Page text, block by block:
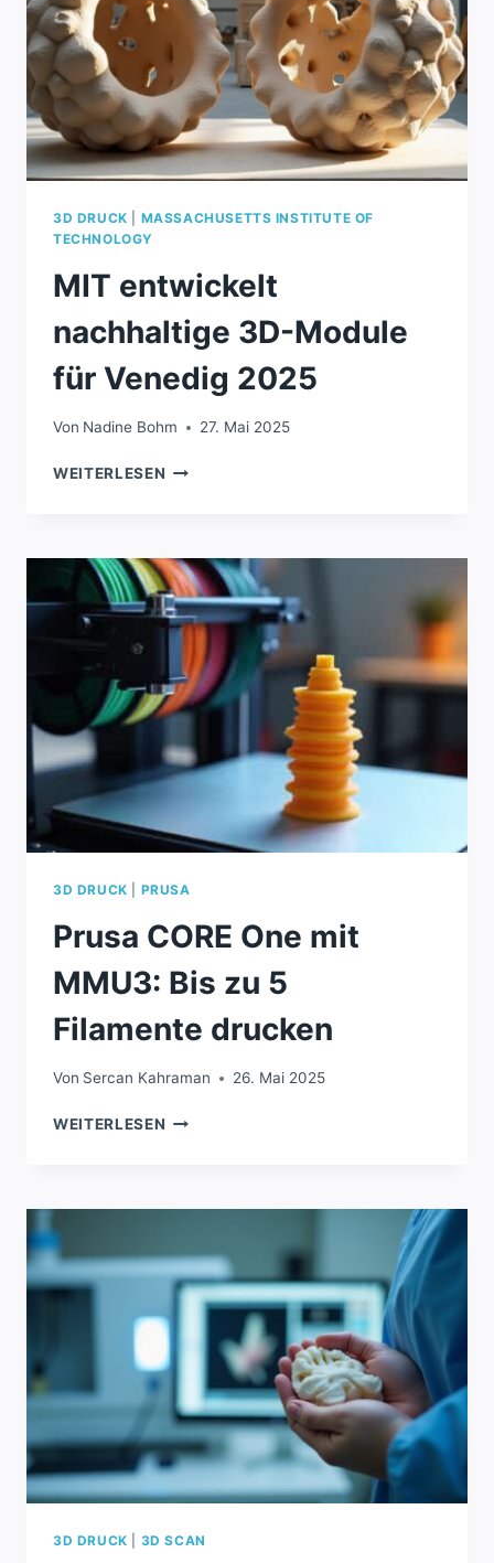
3D DRUCK
MASSACHUSETTS INSTITUTE OF
TECHNOLOGY
MIT entwickelt
nachhaltige 3D-Module
für Venedig 2025
Von Nadine Bohm 27. Mai 2025
WEITERLESEN MIT
MODULE
FÜR
VENEDIG
2025
3D DRUCK PRUSA
Prusa CORE One mit
MMU3: Bis zu 5
Filamente drucken
Von Sercan Kahraman 26. Mai 2025
WEITERLESEN PRUSA
MMU3:
ZU
5
FILAMENTE
DRUCKEN
3D DRUCK 3D SCAN